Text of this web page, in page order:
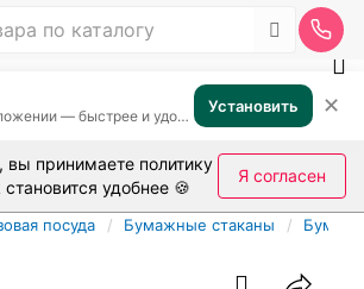
Откройте в приложении — быстрее и удобнее Установить ✕
вы принимаете политику
удобнее 🍪
Я согласен
посуда Бумажные стаканы